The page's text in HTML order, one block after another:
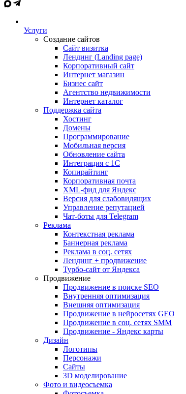
Услуги
Создание сайтов
Сайт визитка
Лендинг (Landing page)
Корпоративный сайт
Интернет магазин
Бизнес сайт
Агентство недвижимости
Интернет каталог
Поддержка сайта
Хостинг
Домены
Программирование
Мобильная версия
Обновление сайта
Интеграция с 1С
Копирайтинг
Корпоративная почта
XML-фид для Яндекс
Версия для слабовидящих
Управление репутацией
Чат-боты для Telegram
Реклама
Контекстная реклама
Баннерная реклама
Реклама в соц. сетях
Лендинг + продвижение
Турбо-сайт от Яндекса
Продвижение
Продвижение в поиске SEO
Внутренняя оптимизация
Внешняя оптимизация
Продвижение в нейросетях GEO
Продвижение в соц. сетях SMM
Продвижение - Яндекс карты
Дизайн
Логотипы
Персонажи
Сайты
3D моделирование
Фото и видеосъемка